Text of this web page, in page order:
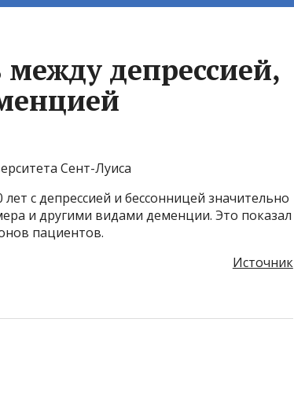
депрессией,
Сент-Луиса
с депрессией и бессонницей значительно
и другими видами деменции. Это показал
пациентов.
Источник